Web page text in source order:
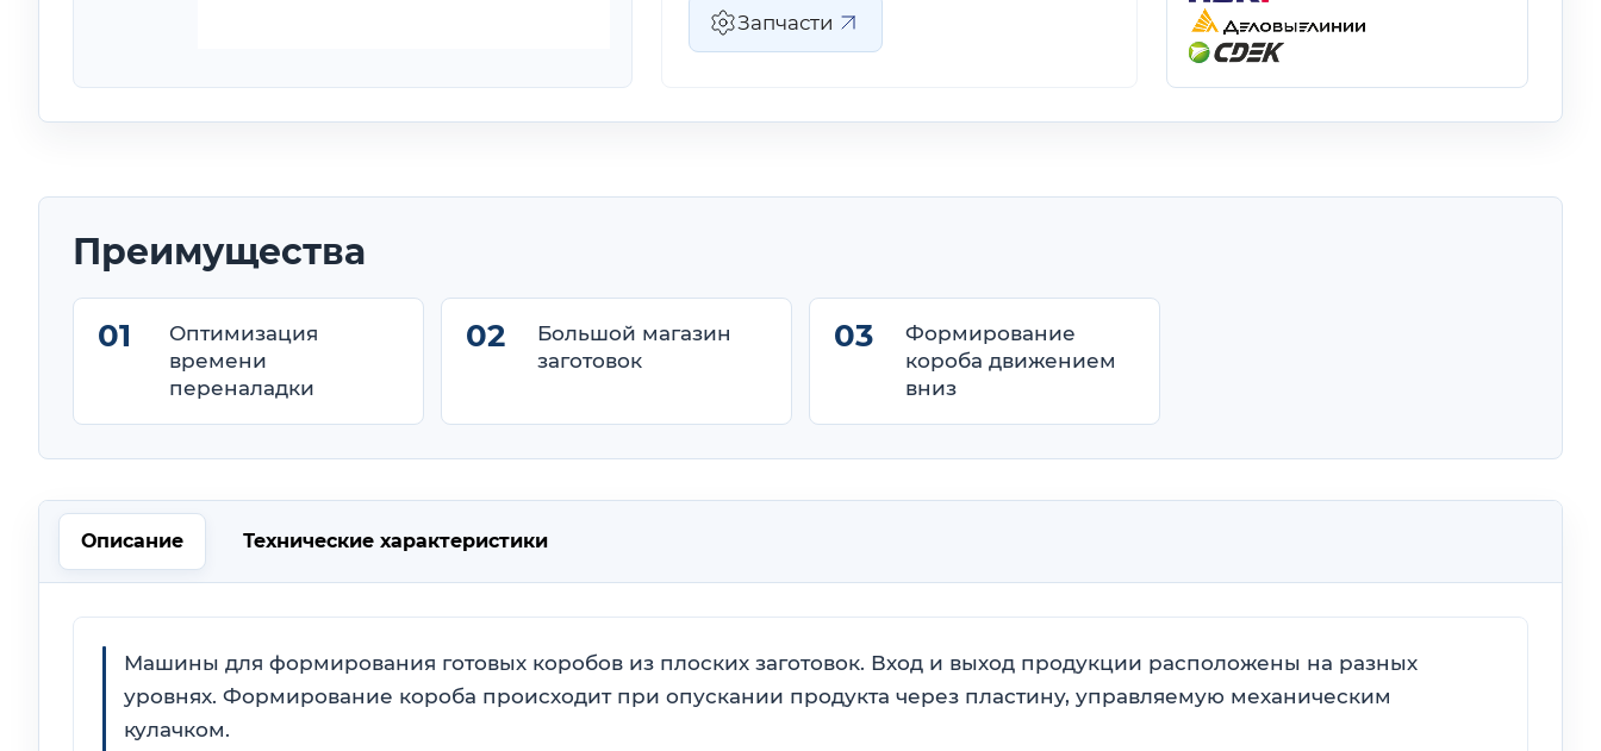
Запчасти
Преимущества
Оптимизация
времени
переналадки
Большой магазин
заготовок
Формирование
короба движением
вниз
Описание Технические характеристики
Машины для формирования готовых коробов из плоских заготовок. Вход и выход продукции расположены на разных
уровнях. Формирование короба происходит при опускании продукта через пластину, управляемую механическим
кулачком.